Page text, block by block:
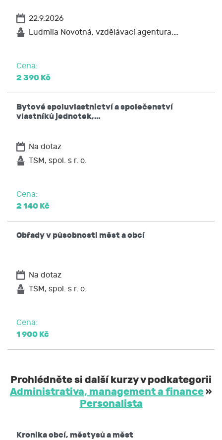
22.9.2026
Ludmila Novotná, vzdělávací agentura,…
Cena:
2 390 Kč
Bytové spoluvlastnictví a společenství
vlastníků jednotek,…
Na dotaz
TSM, spol. s r. o.
Cena:
2 140 Kč
Obřady v působnosti měst a obcí
Na dotaz
TSM, spol. s r. o.
Cena:
1 900 Kč
Prohlédněte si další kurzy v podkategorii
Administrativa, management a finance »
Personalista
Kronika obcí, městysů a měst